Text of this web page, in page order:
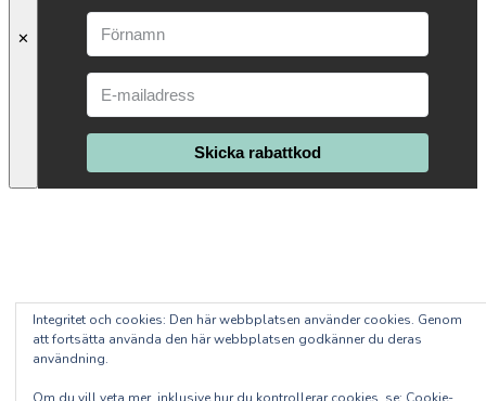
Integritet och cookies: Den här webbplatsen använder cookies. Genom
att fortsätta använda den här webbplatsen godkänner du deras
användning.
✕
Skicka rabattkod